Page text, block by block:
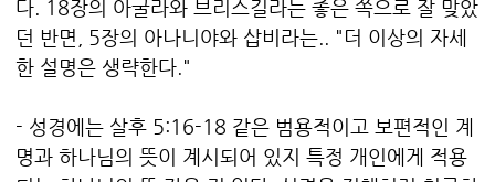
다. 18장의 아굴라와 브리스길라는 좋은 쪽으로 잘 맞았
던 반면, 5장의 아나니야와 삽비라는.. "더 이상의 자세
한 설명은 생략한다."
- 성경에는 살후 5:16-18 같은 범용적이고 보편적인 계
명과 하나님의 뜻이 계시되어 있지 특정 개인에게 적용